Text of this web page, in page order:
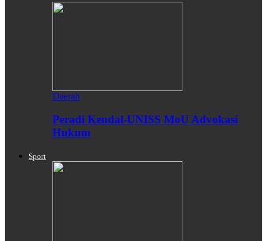
Daerah
Peradi Kendal-UNISS MoU Advokasi
Hukum
Sport